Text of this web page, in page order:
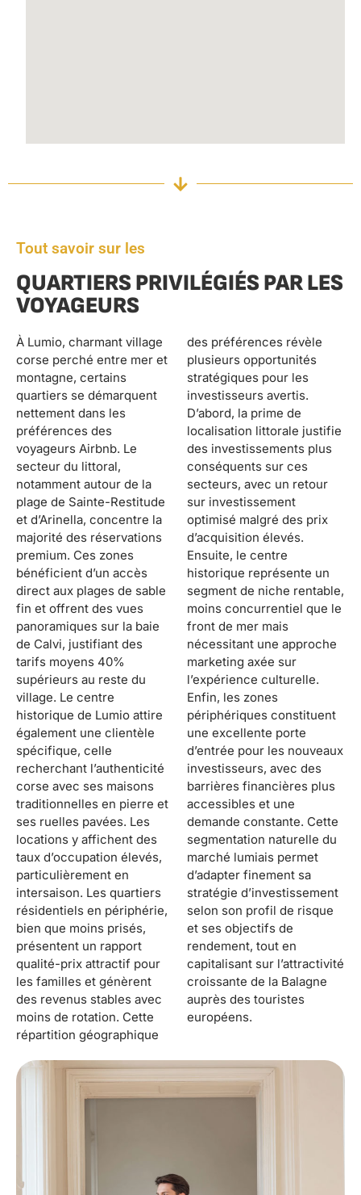
Tout savoir sur les
QUARTIERS PRIVILÉGIÉS PAR LES
VOYAGEURS
À Lumio, charmant village
corse perché entre mer et
montagne, certains
quartiers se démarquent
nettement dans les
préférences des
voyageurs Airbnb. Le
secteur du littoral,
notamment autour de la
plage de Sainte-Restitude
et d’Arinella, concentre la
majorité des réservations
premium. Ces zones
bénéficient d’un accès
direct aux plages de sable
fin et offrent des vues
panoramiques sur la baie
de Calvi, justifiant des
tarifs moyens 40%
supérieurs au reste du
village. Le centre
historique de Lumio attire
également une clientèle
spécifique, celle
recherchant l’authenticité
corse avec ses maisons
traditionnelles en pierre et
ses ruelles pavées. Les
locations y affichent des
taux d’occupation élevés,
particulièrement en
intersaison. Les quartiers
résidentiels en périphérie,
bien que moins prisés,
présentent un rapport
qualité-prix attractif pour
les familles et génèrent
des revenus stables avec
moins de rotation. Cette
répartition géographique
des préférences révèle
plusieurs opportunités
stratégiques pour les
investisseurs avertis.
D’abord, la prime de
localisation littorale justifie
des investissements plus
conséquents sur ces
secteurs, avec un retour
sur investissement
optimisé malgré des prix
d’acquisition élevés.
Ensuite, le centre
historique représente un
segment de niche rentable,
moins concurrentiel que le
front de mer mais
nécessitant une approche
marketing axée sur
l’expérience culturelle.
Enfin, les zones
périphériques constituent
une excellente porte
d’entrée pour les nouveaux
investisseurs, avec des
barrières financières plus
accessibles et une
demande constante. Cette
segmentation naturelle du
marché lumiais permet
d’adapter finement sa
stratégie d’investissement
selon son profil de risque
et ses objectifs de
rendement, tout en
capitalisant sur l’attractivité
croissante de la Balagne
auprès des touristes
européens.